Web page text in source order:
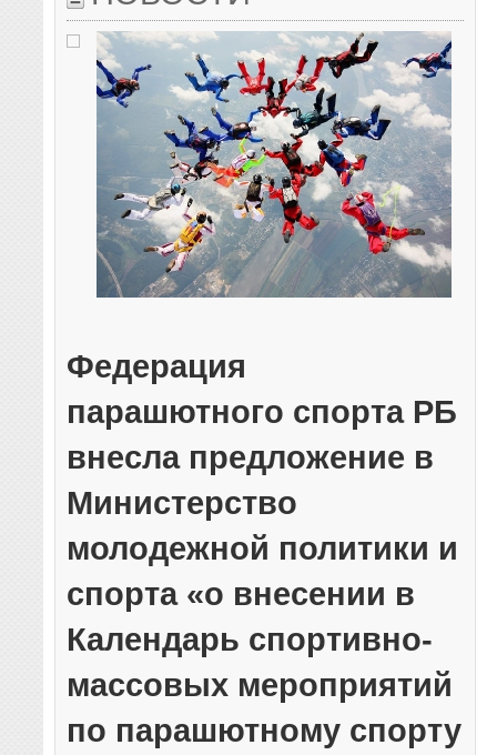
Федерация
парашютного спорта РБ
внесла предложение в
Министерство
молодежной политики и
спорта «о внесении в
Календарь спортивно-
массовых мероприятий
по парашютному спорту